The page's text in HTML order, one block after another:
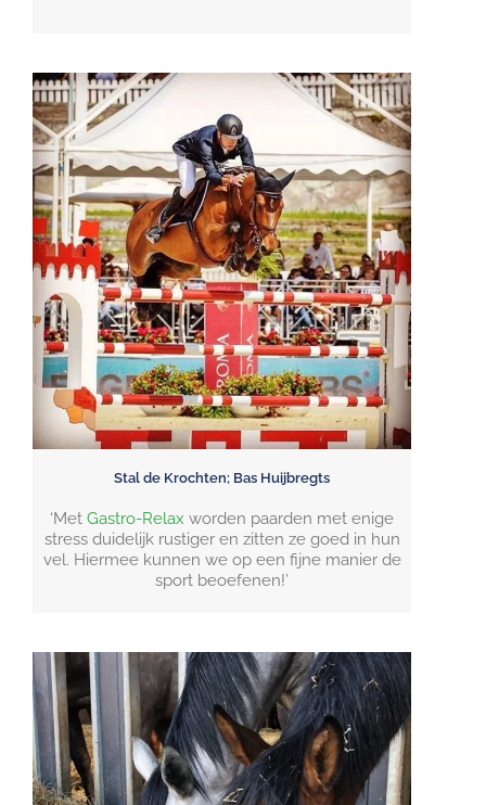
Stal de Krochten; Bas Huijbregts
‘MetGastro-Relax worden paarden met enige
stress duidelijk rustiger en zitten ze goed in hun
vel. Hiermee kunnen we op een fijne manier de
sport beoefenen!’